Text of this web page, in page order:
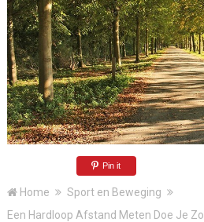
Pin it
Home
Sport en Beweging
Een Hardloop Afstand Meten Doe Je Zo